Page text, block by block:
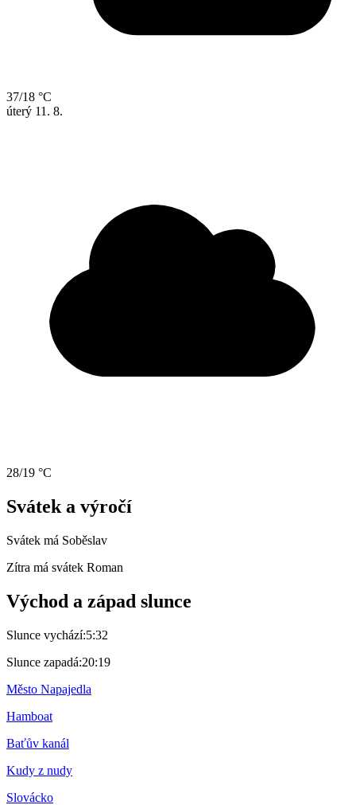
37/18 °C
úterý 11. 8.
28/19 °C
Svátek a výročí
Svátek má Soběslav
Zítra má svátek Roman
Východ a západ slunce
Slunce vychází:5:32
Slunce zapadá:20:19
Město Napajedla
Hamboat
Baťův kanál
Kudy z nudy
Slovácko